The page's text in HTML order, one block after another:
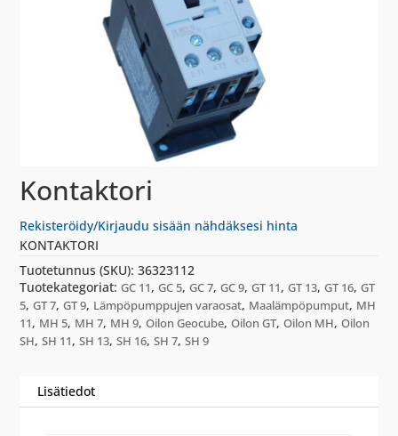
Kontaktori
Rekisteröidy/Kirjaudu sisään nähdäksesi hinta
KONTAKTORI
Tuotetunnus (SKU):36323112
Tuotekategoriat:GC 11,GC 5,GC 7,GC 9,GT 11,GT 13,GT 16,GT
5,GT 7,GT 9, Lämpöpumppujen varaosat, Maalämpöpumput, MH
11, MH 5, MH 7, MH 9,Oilon Geocube,Oilon GT,Oilon MH,Oilon
SH,SH 11,SH 13,SH 16,SH 7,SH 9
Lisätiedot